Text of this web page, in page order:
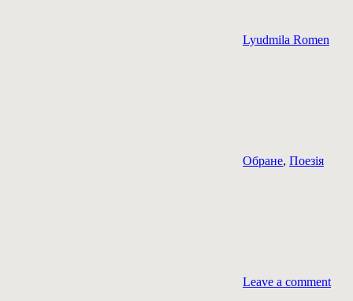
Lyudmila Romen
Обране, Поезія
Leave a comment